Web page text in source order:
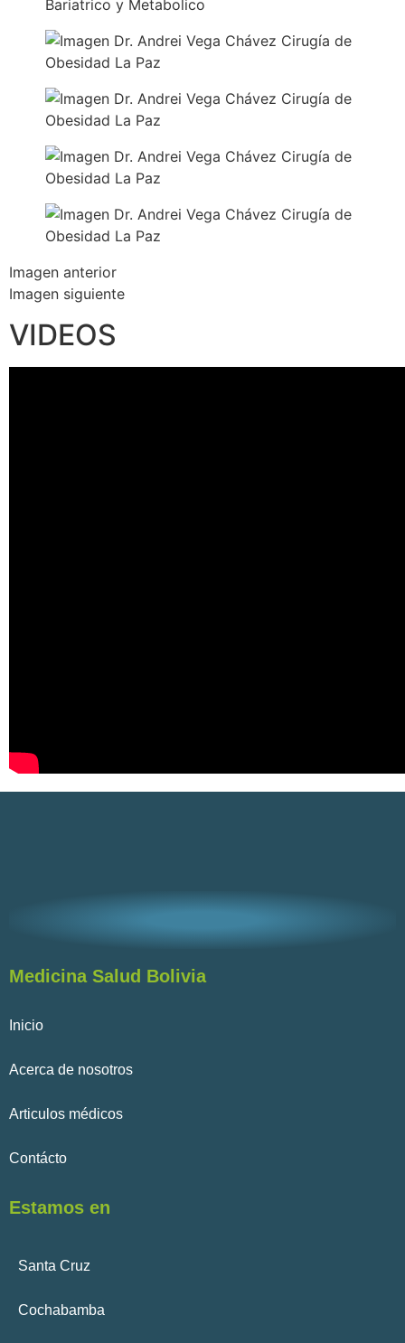
Imagen anterior
Imagen siguiente
VIDEOS
Medicina Salud Bolivia
Inicio
Acerca de nosotros
Articulos médicos
Contácto
Estamos en
Santa Cruz
Cochabamba